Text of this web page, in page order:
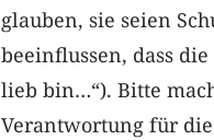
glauben, sie seien
beeinflussen, dass
lieb bin…“). Bitte
Verantwortung für